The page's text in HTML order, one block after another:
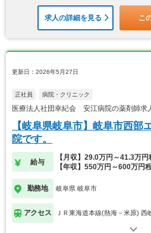
求人の詳細を見る こ
更新日：2026年5月27日
正社員 病院・クリニック
医療法人社団幸紀会 安江病院の薬剤師求
【岐阜県岐阜市】岐阜市西部
院です。
給与
【月収】29.0万円～41.3万
【年収】550万円～600万円
勤務地 岐阜県 岐阜市
アクセス ＪＲ東海道本線(熱海－米原) 西